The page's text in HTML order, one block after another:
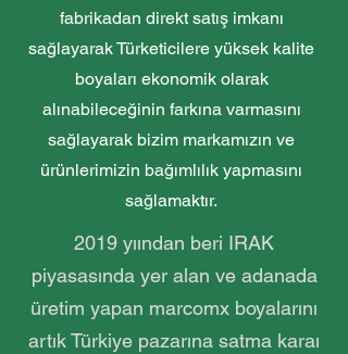
fabrikadan direkt satış imkanı
sağlayarak Türketicilere yüksek kalite
boyaları ekonomik olarak
alınabileceğinin farkına varmasını
sağlayarak bizim markamızın ve
ürünlerimizin bağımlılık yapmasını
sağlamaktır.
2019 yıından beri IRAK
piyasasında yer alan ve adanada
üretim yapan marcomx boyalarını
artık Türkiye pazarına satma karaı